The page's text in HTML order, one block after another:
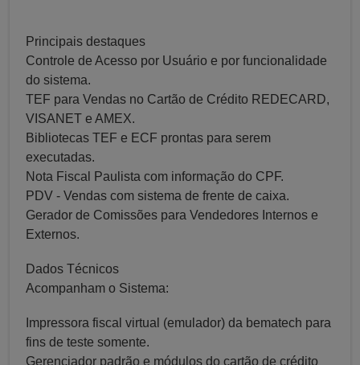
Principais destaques
Controle de Acesso por Usuário e por funcionalidade
do sistema.
TEF para Vendas no Cartão de Crédito REDECARD,
VISANET e AMEX.
Bibliotecas TEF e ECF prontas para serem
executadas.
Nota Fiscal Paulista com informação do CPF.
PDV - Vendas com sistema de frente de caixa.
Gerador de Comissões para Vendedores Internos e
Externos.
Dados Técnicos
Acompanham o Sistema:
Impressora fiscal virtual (emulador) da bematech para
fins de teste somente.
Gerenciador padrão e módulos do cartão de crédito